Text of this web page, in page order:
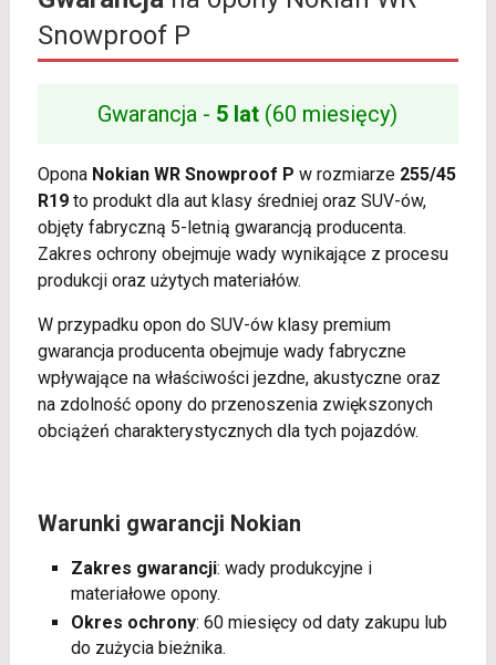
Snowproof P
Gwarancja - 5 lat (60 miesięcy)
Opona Nokian WR Snowproof P w rozmiarze 255/45
R19to produkt dla aut klasy średniej oraz SUV-ów,
objęty fabryczną 5-letnią gwarancją producenta.
Zakres ochrony obejmuje wady wynikające z procesu
produkcji oraz użytych materiałów.
W przypadku opon do SUV-ów klasy premium
gwarancja producenta obejmuje wady fabryczne
wpływające na właściwości jezdne, akustyczne oraz
na zdolność opony do przenoszenia zwiększonych
obciążeń charakterystycznych dla tych pojazdów.
Warunki gwarancji Nokian
Zakres gwarancji: wady produkcyjne i
materiałowe opony.
Okres ochrony: 60 miesięcy od daty zakupu lub
do zużycia bieżnika.